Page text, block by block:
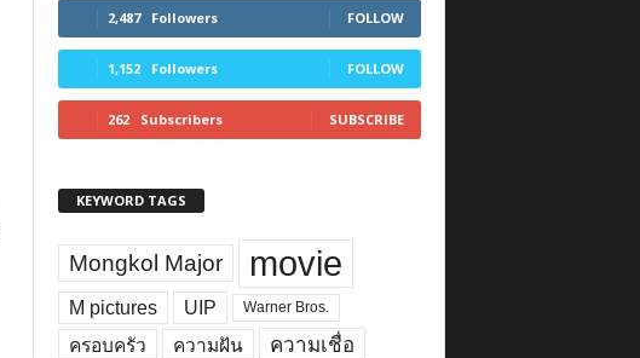
2,487 Followers FOLLOW
1,152 Followers FOLLOW
262 Subscribers SUBSCRIBE
KEYWORD TAGS
Mongkol Major movie
M pictures UIP Warner Bros.
ครอบครัว ความฝัน
ความเชื่อ